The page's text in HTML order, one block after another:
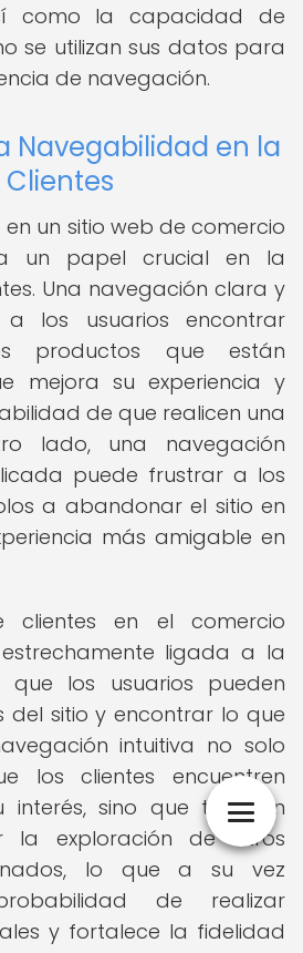
como la capacidad de
se utilizan sus datos para
de navegación.
Navegabilidad en la
un sitio web de comercio
un papel crucial en la
Una navegación clara y
a los usuarios encontrar
productos que están
mejora su experiencia y
de que realicen una
lado, una navegación
puede frustrar a los
a abandonar el sitio en
más amigable en
clientes en el comercio
ligada a la
los usuarios pueden
del sitio y encontrar lo que
intuitiva no solo
los clientes encuentren
sino que también
la exploración de otros
lo que a su vez
de realizar
y fortalece la fidelidad